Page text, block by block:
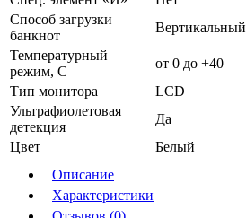
Способ загрузки
банкнот
Вертикальный
Температурный
режим, С
от 0 до +40
Тип монитора
LCD
Ультрафиолетовая
детекция
Да
Цвет
Белый
Описание
Характеристики